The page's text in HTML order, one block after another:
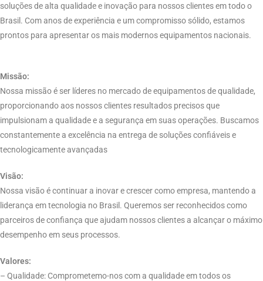
soluções de alta qualidade e inovação para nossos clientes em todo o
Brasil. Com anos de experiência e um compromisso sólido, estamos
prontos para apresentar os mais modernos equipamentos nacionais.
Missão:
Nossa missão é ser líderes no mercado de equipamentos de qualidade,
proporcionando aos nossos clientes resultados precisos que
impulsionam a qualidade e a segurança em suas operações. Buscamos
constantemente a excelência na entrega de soluções confiáveis e
tecnologicamente avançadas
Visão:
Nossa visão é continuar a inovar e crescer como empresa, mantendo a
liderança em tecnologia no Brasil. Queremos ser reconhecidos como
parceiros de confiança que ajudam nossos clientes a alcançar o máximo
desempenho em seus processos.
Valores:
– Qualidade: Comprometemo-nos com a qualidade em todos os